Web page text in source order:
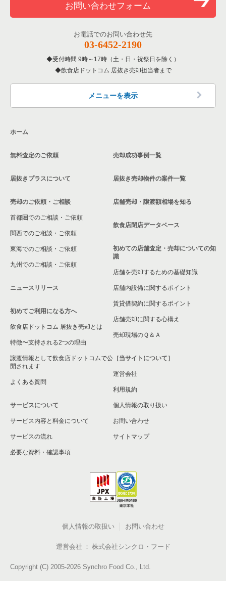
お問い合わせフォーム
お電話でのお問い合わせ先
03-6452-2190
受付時間 9時～17時（土・日・祝祭日を除く）
飲食店ドットコム 居抜き売却担当者まで
メニューを表示
ホーム
無料査定のご依頼
居抜きプラスについて
売却のご依頼・ご相談
首都圏でのご相談・ご依頼
関西でのご相談・ご依頼
東海でのご相談・ご依頼
九州でのご相談・ご依頼
ニュースリリース
初めてご利用になる方へ
飲食店ドットコム 居抜き売却とは
特徴〜支持される2つの理由
譲渡情報として飲食店ドットコムで公
開されます
よくある質問
サービスについて
サービス内容と料金について
サービスの流れ
必要な資料・確認事項
売却成功事例一覧
居抜き売却物件の案件一覧
店舗売却・譲渡額相場を知る
飲食店閉店データベース
初めての店舗査定・売却についての知
識
店舗を売却するための基礎知識
店舗内設備に関するポイント
賃貸借契約に関するポイント
店舗売却に関する心構え
売却現場のＱ＆Ａ
［当サイトについて］
運営会社
利用規約
個人情報の取り扱い
お問い合わせ
サイトマップ
個人情報の取扱い お問い合わせ
運営会社 株式会社シンクロ・フード
Copyright (C) 2005-2026 Synchro Food Co., Ltd.